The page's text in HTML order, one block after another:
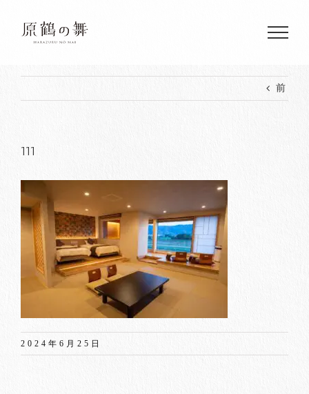
content
前
111
2024年6月25日